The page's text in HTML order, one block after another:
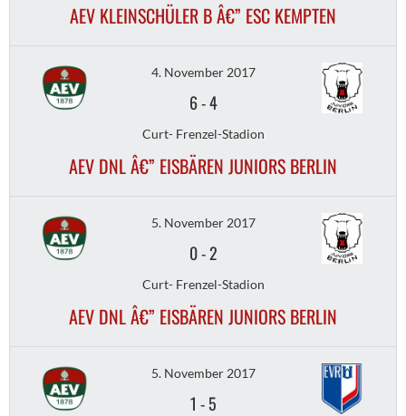
AEV KLEINSCHÜLER B Â€” ESC KEMPTEN
4. November 2017
6-4
Curt- Frenzel-Stadion
AEV DNL Â€” EISBÄREN JUNIORS BERLIN
5. November 2017
0-2
Curt- Frenzel-Stadion
AEV DNL Â€” EISBÄREN JUNIORS BERLIN
5. November 2017
1 -5